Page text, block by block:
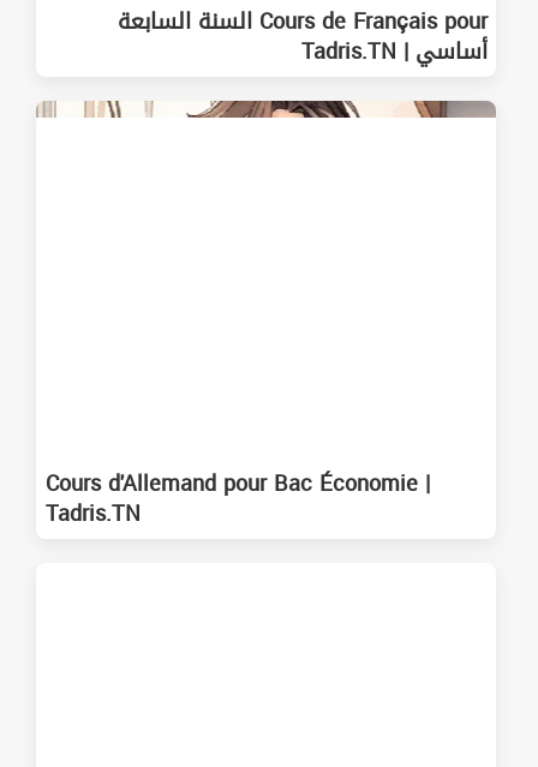
Cours de Français pour السنة السابعة
أساسي | Tadris.TN
Cours d'Allemand pour Bac Économie |
Tadris.TN